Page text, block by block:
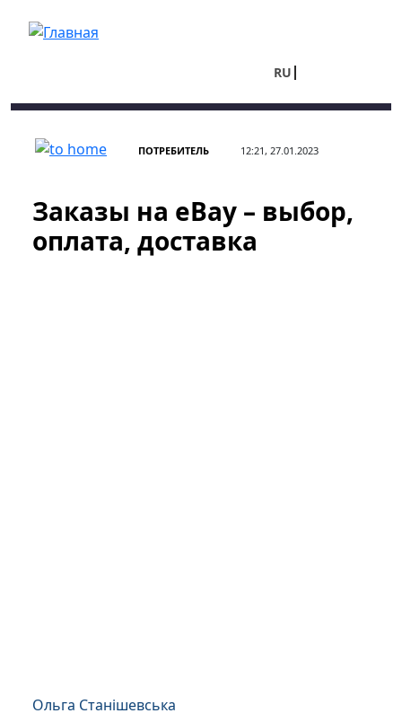
RU
ПОТРЕБИТЕЛЬ 12:21, 27.01.2023
Заказы на eBay – выбор,
оплата, доставка
Ольга Станішевська